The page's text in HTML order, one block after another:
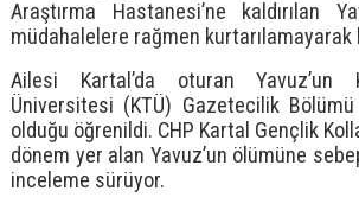
Araştırma Hastanesi’ne kaldırılan
müdahalelere rağmen kurtarılamayarak
Ailesi Kartal’da oturan Yavuz’un
Üniversitesi (KTÜ) Gazetecilik
olduğu öğrenildi. CHP Kartal Gençlik
dönem yer alan Yavuz’un ölümüne
inceleme sürüyor.